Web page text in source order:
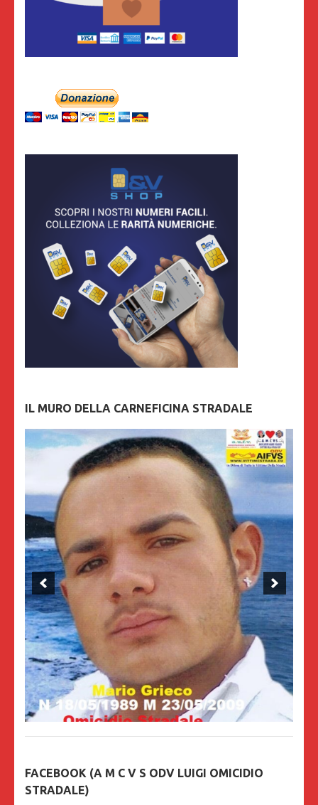
IL MURO DELLA CARNEFICINA STRADALE
FACEBOOK (A M C V S ODV LUIGI OMICIDIO
STRADALE)